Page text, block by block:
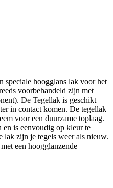
speciale hoogglans lak voor het
voorbehandeld zijn met
De Tegellak is geschikt
in contact komen. De tegellak
voor een duurzame toplaag.
is eenvoudig op kleur te
lak zijn je tegels weer als nieuw.
een hoogglanzende